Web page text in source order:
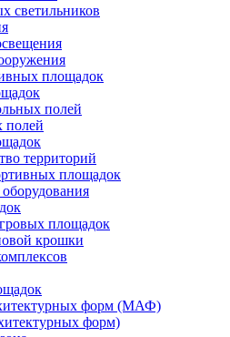
светильников
площадок
полей
полей
территорий
площадок
площадок
крошки
форм (МАФ)
форм)